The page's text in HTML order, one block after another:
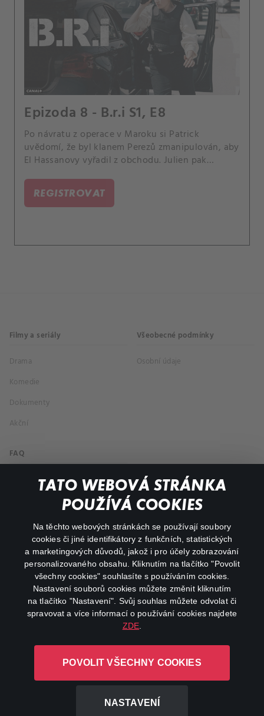
TATO WEBOVÁ STRÁNKA
POUŽÍVÁ COOKIES
Na těchto webových stránkách se používají soubory
cookies či jiné identifikátory z funkčních, statistických
a marketingových důvodů, jakož i pro účely zobrazování
personalizovaného obsahu. Kliknutím na tlačítko "Povolit
všechny cookies" souhlasíte s používáním cookies.
Nastavení souborů cookies můžete změnit kliknutím
na tlačítko "Nastavení". Svůj souhlas můžete odvolat či
spravovat a více informací o používání cookies najdete
ZDE
POVOLIT VŠECHNY COOKIES
NASTAVENÍ
Epizoda 8 - B.r.i S1, E8
Po návratu z operace v Maroku si Patrick
uvědomí, že byl klanem Perezů zmanipulován, aby
El Hassanovy vyřadil z obchodu. Julien pak
REGISTROVAT
Filmy a seriály
Drama
Komedie
Dokumenty
Akční
Všeobecné podmínky
Osobní údaje
FAQ
Můj účet
Důležité odkazy
facebookinstagram
youtube
L-1246 Luxembourg R.C.S.